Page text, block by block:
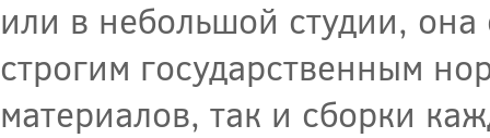
или в небольшой студии, она
строгим государственным
материалов, так и сборки